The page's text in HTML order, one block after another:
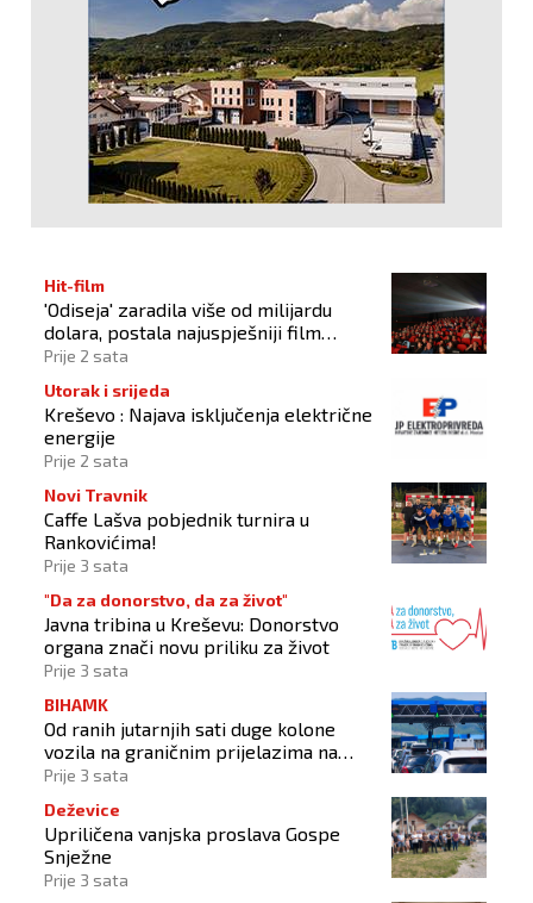
Hit-film
'Odiseja' zaradila više od milijardu
dolara, postala najuspješniji film
Christophera Nolana
Prije 2 sata
Utorak i srijeda
Kreševo : Najava isključenja električne
energije
Prije 2 sata
Novi Travnik
Caffe Lašva pobjednik turnira u
Rankovićima!
Prije 3 sata
"Da za donorstvo, da za život"
Javna tribina u Kreševu: Donorstvo
organa znači novu priliku za život
Prije 3 sata
BIHAMK
Od ranih jutarnjih sati duge kolone
vozila na graničnim prijelazima na
izlazu iz BiH
Prije 3 sata
Deževice
Upriličena vanjska proslava Gospe
Snježne
Prije 3 sata